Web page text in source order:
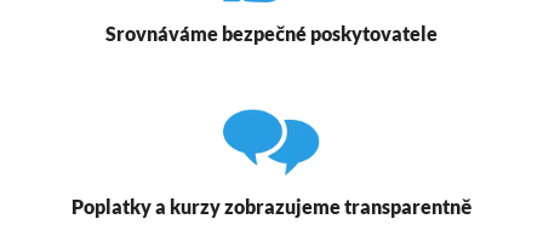
Srovnáváme bezpečné poskytovatele
Poplatky a kurzy zobrazujeme transparentně